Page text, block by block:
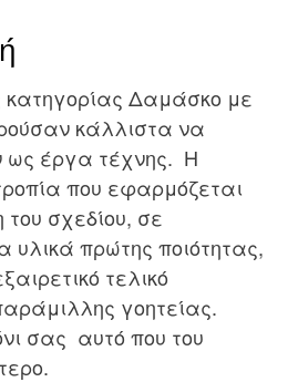
κατηγορίας Δαμάσκο με
κάλλιστα να
ως έργα τέχνης. Η
που εφαρμόζεται
σχεδίου, σε
υλικά πρώτης ποιότητας,
τελικό
γοητείας.
σας αυτό που του